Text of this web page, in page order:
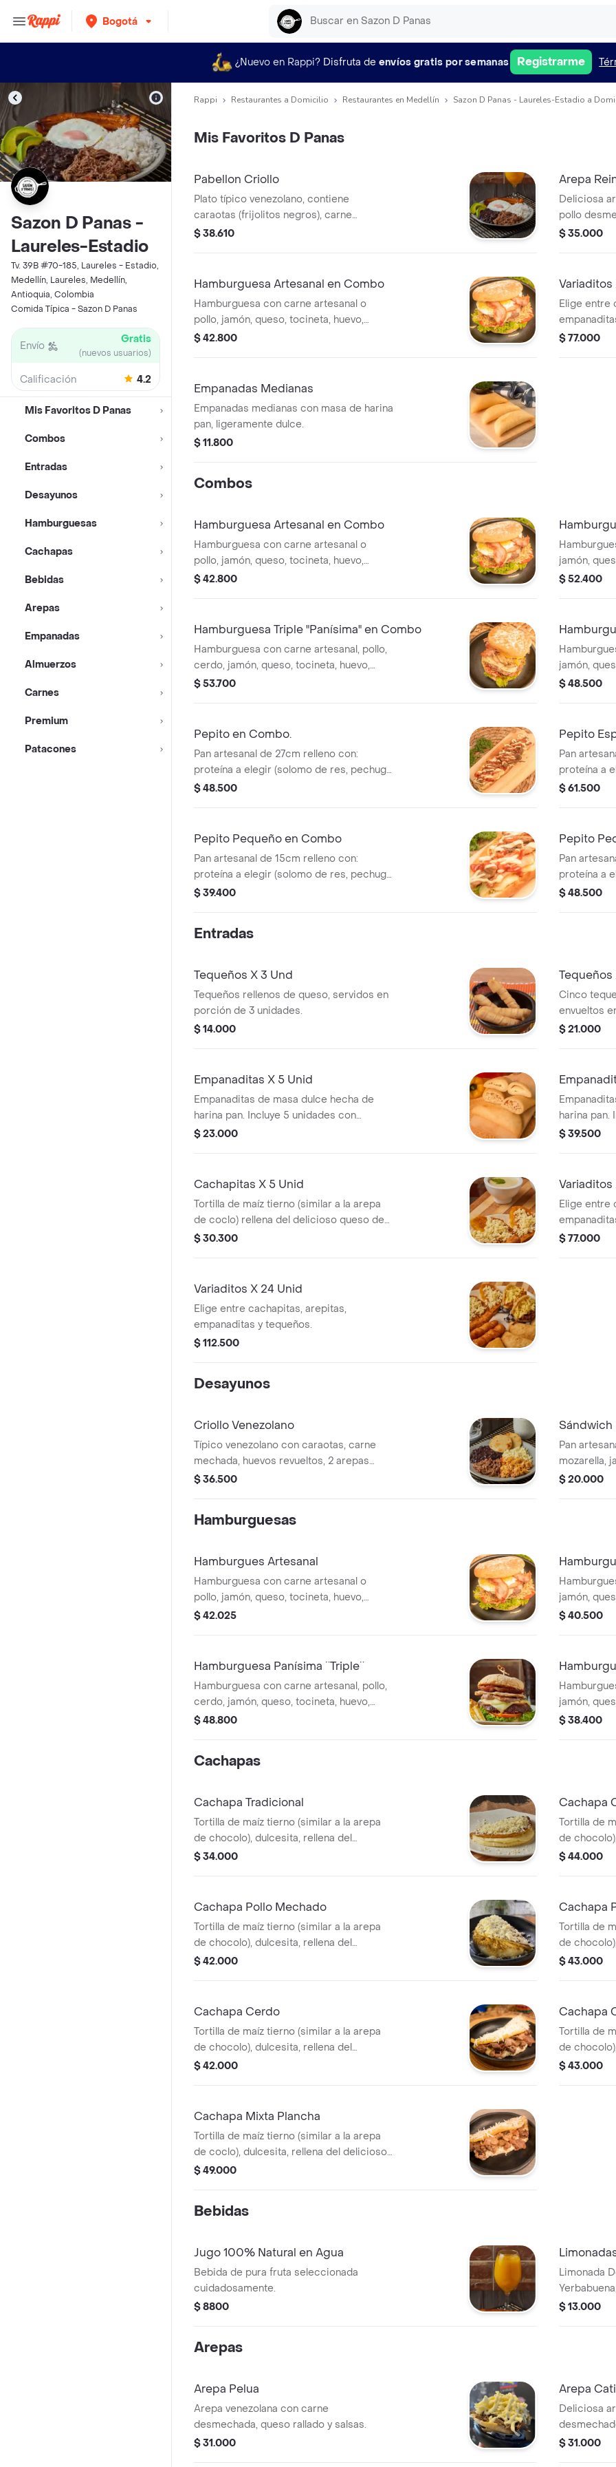
Bogotá
¿Nuevo en Rappi? Disfruta de envíos gratis por semanas Registrarme
Sazon D Panas -
Laureles-Estadio
Tv. 39B #70-185, Laureles - Estadio,
Medellín, Laureles, Medellín,
Antioquia, Colombia
Comida Típica - Sazon D Panas
Envío Gratis
(nuevos usuarios)
Calificación 4.2
Mis Favoritos D Panas
Combos
Entradas
Desayunos
Hamburguesas
Cachapas
Bebidas
Arepas
Empanadas
Almuerzos
Carnes
Premium
Patacones
Rappi Restaurantes a Domicilio Restaurantes en Medellín Sazon D Panas - Laureles-Estadio a
Mis Favoritos D Panas
Pabellon Criollo
Plato típico venezolano, contiene
caraotas (frijolitos negros), carne
mechada, arroz, tajadas, aguacate, huevo
$ 38.610
Arepa
Deliciosa
pollo
fria).
$ 35.000
Hamburguesa Artesanal en Combo
Hamburguesa con carne artesanal o
pollo, jamón, queso, tocineta, huevo,
lechuga, tomate, salsas de la casa y ripio
250 ml o jugo natural.
$ 42.800
Variaditos
Elige entre
$ 77.000
Empanadas Medianas
Empanadas medianas con masa de harina
pan, ligeramente dulce.
$ 11.800
Combos
Hamburguesa Artesanal en Combo
Hamburguesa con carne artesanal o
pollo, jamón, queso, tocineta, huevo,
lechuga, tomate, salsas de la casa y ripio
250 ml o jugo natural.
$ 42.800
jamón, queso,
tomate,
250 ml o
$ 52.400
Hamburguesa Triple "Panísima" en Combo
Hamburguesa con carne artesanal, pollo,
cerdo, jamón, queso, tocineta, huevo,
lechuga, tomate, salsas de la casa y ripio
250 ml o jugo natural. .
$ 53.700
jamón,
tomate,
250 ml o
$ 48.500
Pepito en Combo.
Pan artesanal de 27cm relleno con:
proteína a elegir (solomo de res, pechuga
de pollo, cerdo), jamón, queso, tocineta,
o jugo natural.
$ 48.500
Pepito
Pan
proteína a
de pollo,
más
en combo:
natural.
$ 61.500
Pepito Pequeño en Combo
Pan artesanal de 15cm relleno con:
proteína a elegir (solomo de res, pechuga
de pollo, cerdo), jamón, queso, tocineta,
o jugo natural.
$ 39.400
Pepito
Pan
proteína a
de pollo,
natural.
$ 48.500
Entradas
Tequeños X 3 Und
Tequeños rellenos de queso, servidos en
porción de 3 unidades.
$ 14.000
Tequeños
Cinco
envueltos
$ 21.000
Empanaditas X 5 Unid
Empanaditas de masa dulce hecha de
harina pan. Incluye 5 unidades con
rellenos variados.
$ 23.000
harina pan.
$ 39.500
Cachapitas X 5 Unid
Tortilla de maíz tierno (similar a la arepa
de coclo) rellena del delicioso queso de
mano, por fuera lleva mantequilla y queso
$ 30.300
Variaditos
Elige entre
$ 77.000
Variaditos X 24 Unid
Elige entre cachapitas, arepitas,
empanaditas y tequeños.
$ 112.500
Desayunos
Criollo Venezolano
Típico venezolano con caraotas, carne
mechada, huevos revueltos, 2 arepas
medianas, queso rallado, café o
$ 36.500
Sándwich
Pan artesanal,
mozarella,
casa.
$ 20.000
Hamburguesas
Hamburgues Artesanal
Hamburguesa con carne artesanal o
pollo, jamón, queso, tocineta, huevo,
lechuga, tomate, salsas de la casa y ripio
$ 42.025
jamón, queso,
tomate,
$ 40.500
Hamburguesa Panísima ¨Triple¨
Hamburguesa con carne artesanal, pollo,
cerdo, jamón, queso, tocineta, huevo,
lechuga, tomate, salsas de la casa y ripio
$ 48.800
jamón,
tomate,
$ 38.400
Cachapas
Cachapa Tradicional
Tortilla de maíz tierno (similar a la arepa
de chocolo), dulcesita, rellena del
delicioso queso de mano, por fuera lleva
$ 34.000
Cachapa
Tortilla de
de
delicioso
$ 44.000
Cachapa Pollo Mechado
Tortilla de maíz tierno (similar a la arepa
de chocolo), dulcesita, rellena del
delicioso queso de mano y pollo
$ 42.000
Cachapa
Tortilla de
de
delicioso
$ 43.000
Cachapa Cerdo
Tortilla de maíz tierno (similar a la arepa
de chocolo), dulcesita, rellena del
delicioso queso de mano y cerdo a la
$ 42.000
Cachapa
Tortilla de
de
delicioso
$ 43.000
Cachapa Mixta Plancha
Tortilla de maíz tierno (similar a la arepa
de coclo), dulcesita, rellena del delicioso
queso de mano y dos proteínas a elegir,
$ 49.000
Bebidas
Jugo 100% Natural en Agua
Bebida de pura fruta seleccionada
cuidadosamente.
$ 8800
Limonada
$ 13.000
Arepas
Arepa Pelua
Arepa venezolana con carne
desmechada, queso rallado y salsas.
$ 31.000
Arepa
Deliciosa
$ 31.000